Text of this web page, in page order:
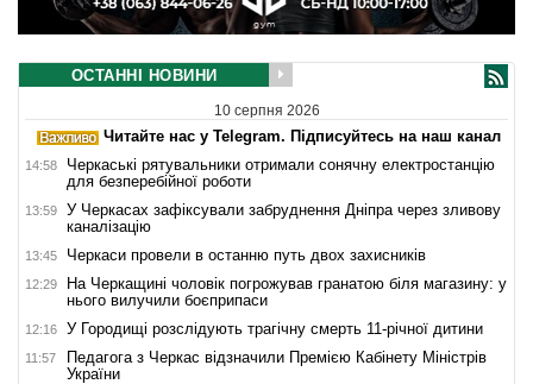
ОСТАННІ НОВИНИ
10 серпня 2026
Читайте нас у Telegram. Підписуйтесь на наш канал
14:58
Черкаські рятувальники отримали сонячну електростанцію
для безперебійної роботи
13:59
У Черкасах зафіксували забруднення Дніпра через зливову
каналізацію
13:45 Черкаси провели в останню путь двох захисників
12:29
На Черкащині чоловік погрожував гранатою біля магазину: у
нього вилучили боєприпаси
12:16 У Городищі розслідують трагічну смерть 11-річної дитини
11:57
Педагога з Черкас відзначили Премією Кабінету Міністрів
України